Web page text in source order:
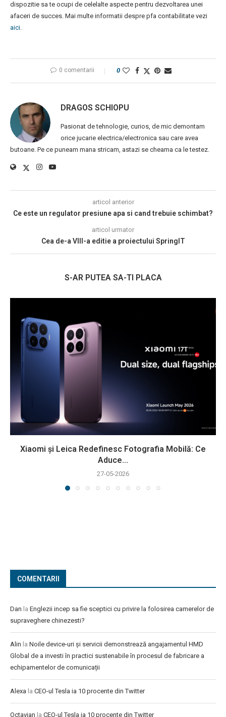
dispozitie sa te ocupi de celelalte aspecte pentru dezvoltarea unei
afaceri de succes. Mai multe informatii despre pfa contabilitate vezi
aici.
0 comentarii 0
DRAGOS SCHIOPU
Pasionat de tehnologie, curios, de mic demontam
orice jucarie electrica/electronica sau care avea
butoane. Pe ce puneam mana stricam, astazi se cheama ca le testez.
articol anterior
Ce este un regulator presiune apa si cand trebuie schimbat?
articol urmator
Cea de-a VIII-a editie a proiectului SpringIT
S-AR PUTEA SA-TI PLACA
Xiaomi și Leica Redefinesc Fotografia Mobilă: Ce
Aduce...
27-05-2026
COMENTARII
Dan la Englezii incep sa fie sceptici cu privire la folosirea camerelor de
supraveghere chinezesti?
Alin la Noile device-uri și servicii demonstrează angajamentul HMD
Global de a investi în practici sustenabile în procesul de fabricare a
echipamentelor de comunicații
Alexa la CEO-ul Tesla ia 10 procente din Twitter
Octavian la CEO-ul Tesla ia 10 procente din Twitter